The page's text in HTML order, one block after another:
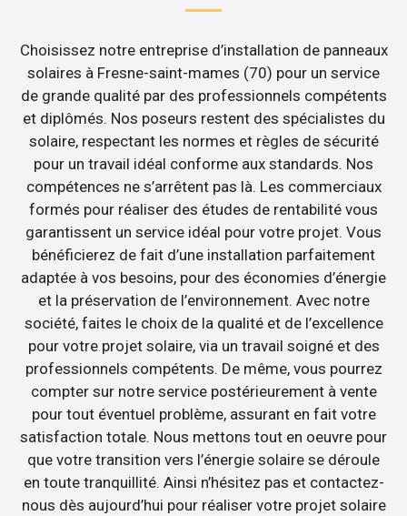
Choisissez notre entreprise d’installation de panneaux
solaires à Fresne-saint-mames (70) pour un service
de grande qualité par des professionnels compétents
et diplômés. Nos poseurs restent des spécialistes du
solaire, respectant les normes et règles de sécurité
pour un travail idéal conforme aux standards. Nos
compétences ne s’arrêtent pas là. Les commerciaux
formés pour réaliser des études de rentabilité vous
garantissent un service idéal pour votre projet. Vous
bénéficierez de fait d’une installation parfaitement
adaptée à vos besoins, pour des économies d’énergie
et la préservation de l’environnement. Avec notre
société, faites le choix de la qualité et de l’excellence
pour votre projet solaire, via un travail soigné et des
professionnels compétents. De même, vous pourrez
compter sur notre service postérieurement à vente
pour tout éventuel problème, assurant en fait votre
satisfaction totale. Nous mettons tout en oeuvre pour
que votre transition vers l’énergie solaire se déroule
en toute tranquillité. Ainsi n’hésitez pas et contactez-
nous dès aujourd’hui pour réaliser votre projet solaire